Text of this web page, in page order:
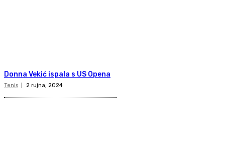
Donna Vekić ispala s US Opena
Tenis 2 rujna, 2024